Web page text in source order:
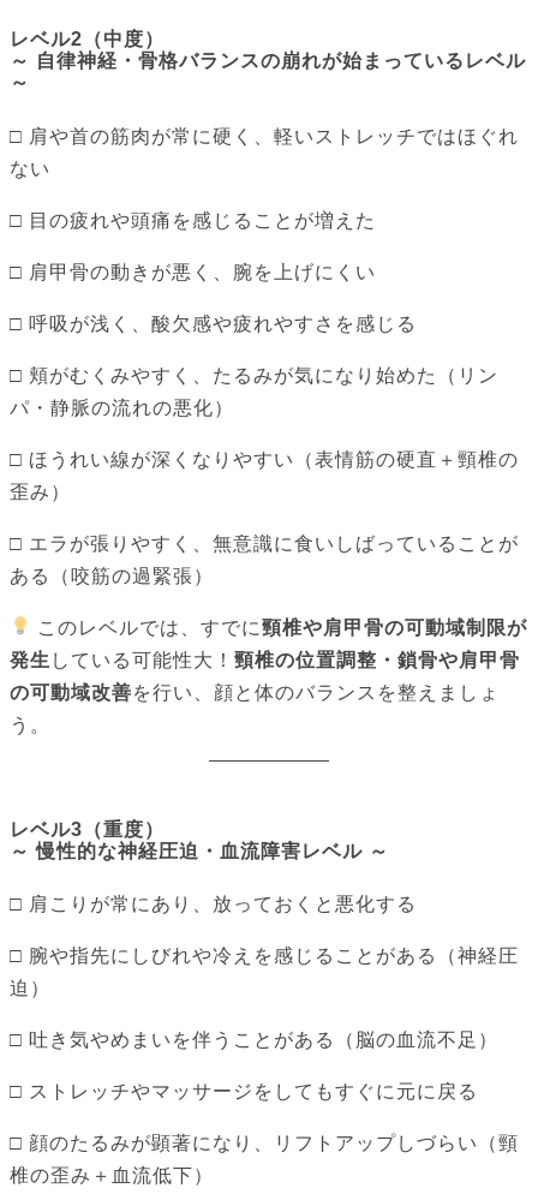
レベル2（中度）
～ 自律神経・骨格バランスの崩れが始まっているレベル
～
□ 肩や首の筋肉が常に硬く、軽いストレッチではほぐれ
ない
□ 目の疲れや頭痛を感じることが増えた
□ 肩甲骨の動きが悪く、腕を上げにくい
□ 呼吸が浅く、酸欠感や疲れやすさを感じる
□ 頬がむくみやすく、たるみが気になり始めた（リン
パ・静脈の流れの悪化）
□ ほうれい線が深くなりやすい（表情筋の硬直＋頸椎の
歪み）
□ エラが張りやすく、無意識に食いしばっていることが
ある（咬筋の過緊張）
このレベルでは、すでに頸椎や肩甲骨の可動域制限が
発生 している可能性大！ 頸椎の位置調整・鎖骨や肩甲骨
の可動域改善を行い、顔と体のバランスを整えましょ
う。
レベル3（重度）
～ 慢性的な神経圧迫・血流障害レベル ～
□ 肩こりが常にあり、放っておくと悪化する
□ 腕や指先にしびれや冷えを感じることがある（神経圧
迫）
□ 吐き気やめまいを伴うことがある（脳の血流不足）
□ ストレッチやマッサージをしてもすぐに元に戻る
□ 顔のたるみが顕著になり、リフトアップしづらい（頸
椎の歪み＋血流低下）